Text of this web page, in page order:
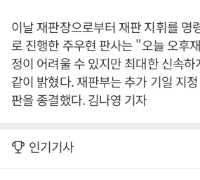
이날 재판장으로부터 재판 지휘를 명
로 진행한 주우현 판사는 "오늘 오후
정이 어려울 수 있지만 최대한 신속
같이 밝혔다. 재판부는 추가 기일 지
판을 종결했다. 김나영 기자
인기기사